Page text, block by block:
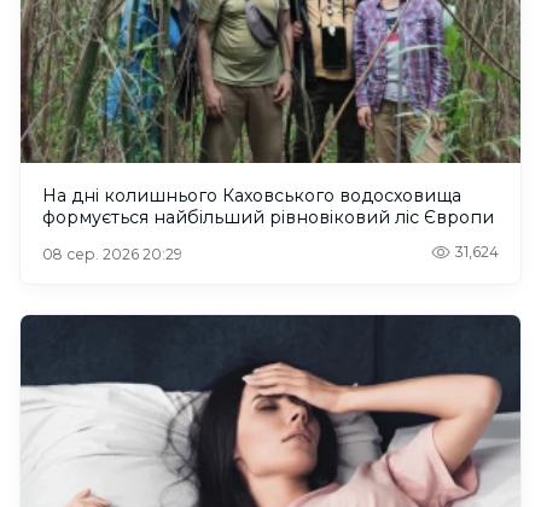
На дні колишнього Каховського водосховища
формується найбільший рівновіковий ліс Європи
08 сер. 2026 20:29 31,624